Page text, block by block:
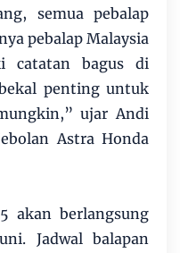
semua pebalap
pebalap Malaysia
catatan bagus di
penting untuk
ujar Andi
Astra Honda
akan berlangsung
Jadwal balapan